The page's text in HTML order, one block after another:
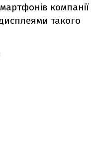
компанії
такого